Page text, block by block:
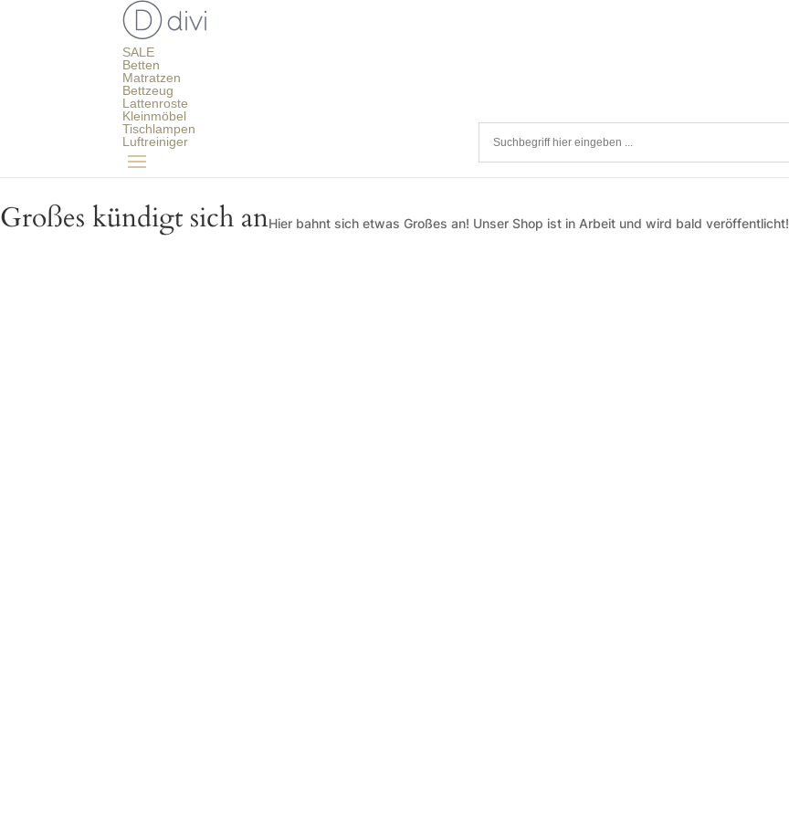
SALE
Betten
Matratzen
Bettzeug
Lattenroste
Kleinmöbel
Tischlampen
Luftreiniger
Großes kündigt sich anHier bahnt sich etwas Großes an! Unser Shop ist in Arbeit und wird bald veröffentlicht!